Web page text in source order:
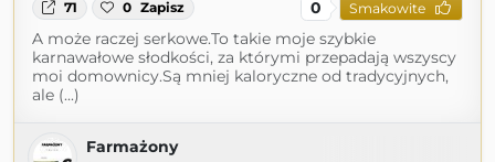
71 0 Zapisz 0 Smakowite
A może raczej serkowe.To takie moje szybkie
karnawałowe słodkości, za którymi przepadają wszyscy
moi domownicy.Są mniej kaloryczne od tradycyjnych,
ale (...)
Farmażony